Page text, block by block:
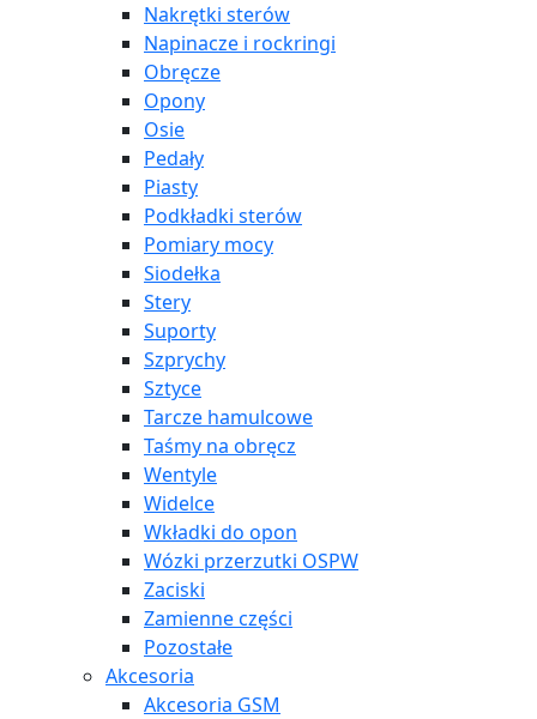
Nakrętki sterów
Napinacze i rockringi
Obręcze
Opony
Osie
Pedały
Piasty
Podkładki sterów
Pomiary mocy
Siodełka
Stery
Suporty
Szprychy
Sztyce
Tarcze hamulcowe
Taśmy na obręcz
Wentyle
Widelce
Wkładki do opon
Wózki przerzutki OSPW
Zaciski
Zamienne części
Pozostałe
Akcesoria
Akcesoria GSM